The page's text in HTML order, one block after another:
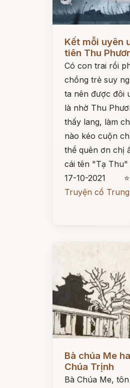
Đọc ngay
Kết mỗi uyên
tiên Thu
Có con trai rồi
chồng trẻ suy
ta nên được đôi
là nhờ Thu
thấy lang, làm
nào kéo cuộn
thể quên ơn chị
cái tên "Tạ Thu"
17-10-2021
Truyện cổ
Bà chúa Me
Chúa Trịnh
Bà Chúa Me,